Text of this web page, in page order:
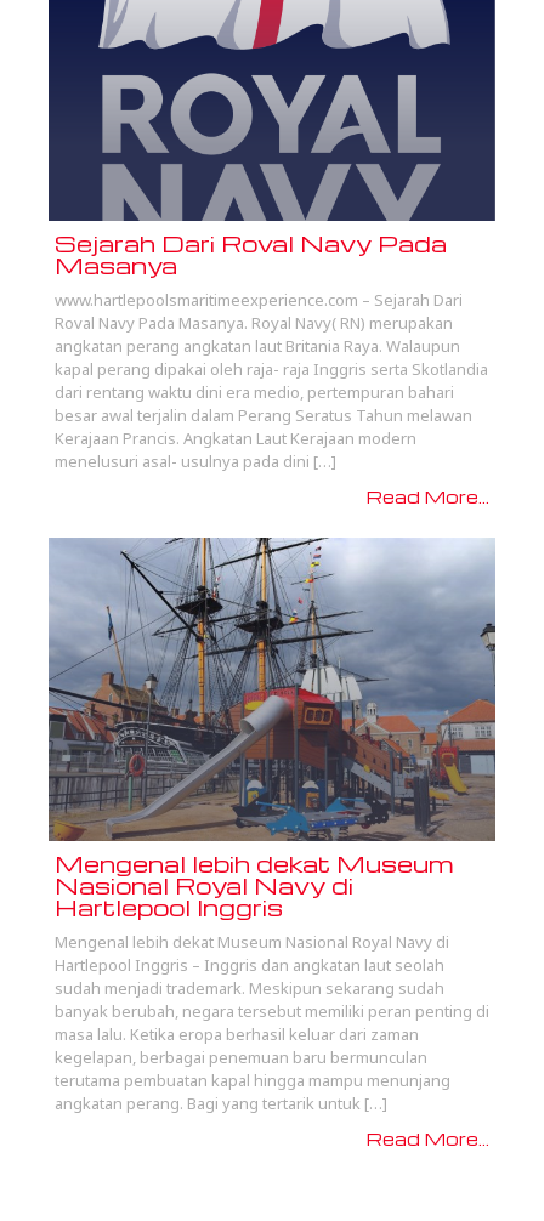
Sejarah Dari Roval Navy Pada
Masanya
www.hartlepoolsmaritimeexperience.com – Sejarah Dari
Roval Navy Pada Masanya. Royal Navy( RN) merupakan
angkatan perang angkatan laut Britania Raya. Walaupun
kapal perang dipakai oleh raja- raja Inggris serta Skotlandia
dari rentang waktu dini era medio, pertempuran bahari
besar awal terjalin dalam Perang Seratus Tahun melawan
Kerajaan Prancis. Angkatan Laut Kerajaan modern
menelusuri asal- usulnya pada dini […]
Read More...
Mengenal lebih dekat Museum
Nasional Royal Navy di
Hartlepool Inggris
Mengenal lebih dekat Museum Nasional Royal Navy di
Hartlepool Inggris – Inggris dan angkatan laut seolah
sudah menjadi trademark. Meskipun sekarang sudah
banyak berubah, negara tersebut memiliki peran penting di
masa lalu. Ketika eropa berhasil keluar dari zaman
kegelapan, berbagai penemuan baru bermunculan
terutama pembuatan kapal hingga mampu menunjang
angkatan perang. Bagi yang tertarik untuk […]
Read More...